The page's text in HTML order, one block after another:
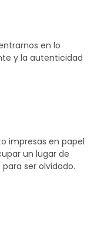
en lo
y la autenticidad
impresas en papel
un lugar de
ser olvidado.